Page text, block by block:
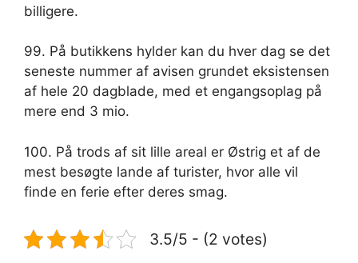
billigere.
99. På butikkens hylder kan du hver dag se det
seneste nummer af avisen grundet eksistensen
af ​​hele 20 dagblade, med et engangsoplag på
mere end 3 mio.
100. På trods af sit lille areal er Østrig et af de
mest besøgte lande af turister, hvor alle vil
finde en ferie efter deres smag.
3.5/5 - (2 votes)